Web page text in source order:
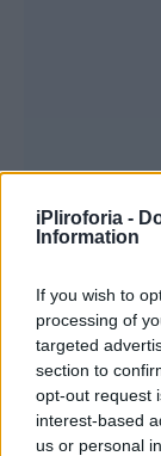
iPliroforia -
Information
If you wish to
processing of
targeted
section to
opt-out request
interest-based
us or personal